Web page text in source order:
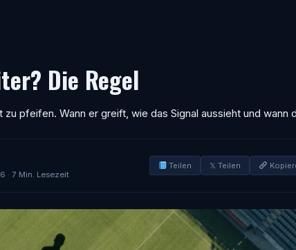
Die Regel
pfeifen. Wann er greift, wie das Signal aussieht und wann
· 7 Min. Lesezeit
Teilen 𝕏 Teilen